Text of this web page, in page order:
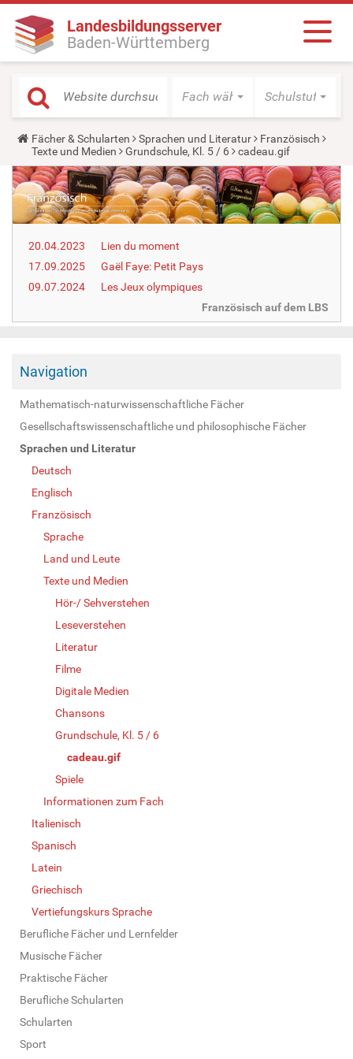
Landesbildungsserver
Baden-Württemberg
Fach wählen Schulstufe
Y
o
u
a
r
e
h
e
e
:
Fächer & Schularten Sprachen und Literatur
Französisch
Texte und Medien
Grundschule, Kl. 5 / 6 cadeau.gif
20.04.2023
Lien du moment
17.09.2025
Gaël Faye: Petit Pays
09.07.2024
Les Jeux olympiques
Französisch auf dem LBS
Navigation
Mathematisch-naturwissenschaftliche Fächer
Gesellschaftswissenschaftliche und philosophische Fächer
Sprachen und Literatur
Deutsch
Englisch
Französisch
Sprache
Land und Leute
Texte und Medien
Hör-/ Sehverstehen
Leseverstehen
Literatur
Filme
Digitale Medien
Chansons
Grundschule, Kl. 5 / 6
cadeau.gif
Spiele
Informationen zum Fach
Italienisch
Spanisch
Latein
Griechisch
Vertiefungskurs Sprache
Berufliche Fächer und Lernfelder
Musische Fächer
Praktische Fächer
Berufliche Schularten
Schularten
Sport